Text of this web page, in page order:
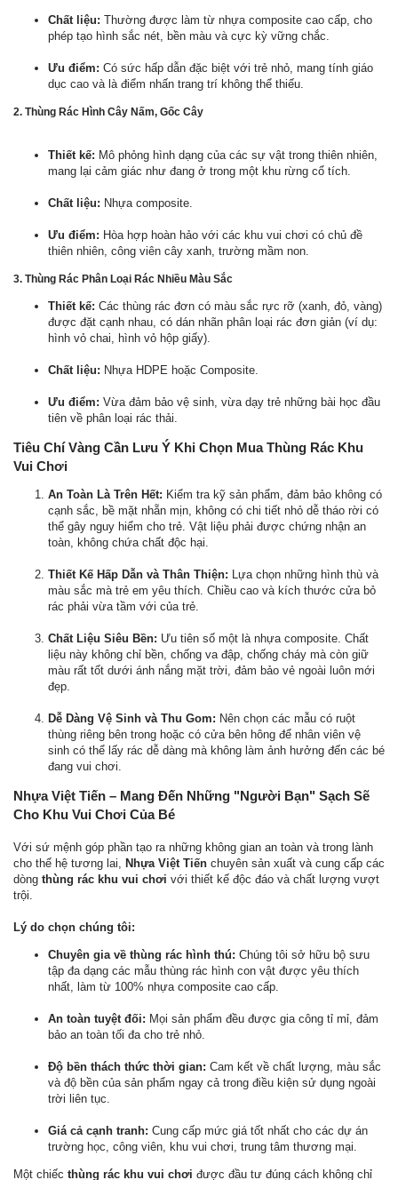
Chất liệu: Thường được làm từ nhựa composite cao cấp, cho
phép tạo hình sắc nét, bền màu và cực kỳ vững chắc.
Ưu điểm: Có sức hấp dẫn đặc biệt với trẻ nhỏ, mang tính giáo
dục cao và là điểm nhấn trang trí không thể thiếu.
2. Thùng Rác Hình Cây Nấm, Gốc Cây
Thiết kế: Mô phỏng hình dạng của các sự vật trong thiên nhiên,
mang lại cảm giác như đang ở trong một khu rừng cổ tích.
Chất liệu: Nhựa composite.
Ưu điểm: Hòa hợp hoàn hảo với các khu vui chơi có chủ đề
thiên nhiên, công viên cây xanh, trường mầm non.
3. Thùng Rác Phân Loại Rác Nhiều Màu Sắc
Thiết kế: Các thùng rác đơn có màu sắc rực rỡ (xanh, đỏ, vàng)
được đặt cạnh nhau, có dán nhãn phân loại rác đơn giản (ví dụ:
hình vỏ chai, hình vỏ hộp giấy).
Chất liệu: Nhựa HDPE hoặc Composite.
Ưu điểm: Vừa đảm bảo vệ sinh, vừa dạy trẻ những bài học đầu
tiên về phân loại rác thải.
Tiêu Chí Vàng Cần Lưu Ý Khi Chọn Mua Thùng Rác Khu
Vui Chơi
An Toàn Là Trên Hết: Kiểm tra kỹ sản phẩm, đảm bảo không có
cạnh sắc, bề mặt nhẵn mịn, không có chi tiết nhỏ dễ tháo rời có
thể gây nguy hiểm cho trẻ. Vật liệu phải được chứng nhận an
toàn, không chứa chất độc hại.
Thiết Kế Hấp Dẫn và Thân Thiện: Lựa chọn những hình thù và
màu sắc mà trẻ em yêu thích. Chiều cao và kích thước cửa bỏ
rác phải vừa tầm với của trẻ.
Chất Liệu Siêu Bền: Ưu tiên số một là nhựa composite. Chất
liệu này không chỉ bền, chống va đập, chống cháy mà còn giữ
màu rất tốt dưới ánh nắng mặt trời, đảm bảo vẻ ngoài luôn mới
đẹp.
Dễ Dàng Vệ Sinh và Thu Gom: Nên chọn các mẫu có ruột
thùng riêng bên trong hoặc có cửa bên hông để nhân viên vệ
sinh có thể lấy rác dễ dàng mà không làm ảnh hưởng đến các bé
đang vui chơi.
Nhựa Việt Tiến – Mang Đến Những "Người Bạn" Sạch Sẽ
Cho Khu Vui Chơi Của Bé
Với sứ mệnh góp phần tạo ra những không gian an toàn và trong lành
cho thế hệ tương lai, Nhựa Việt Tiến chuyên sản xuất và cung cấp các
dòng thùng rác khu vui chơi với thiết kế độc đáo và chất lượng vượt
trội.
Lý do chọn chúng tôi:
Chuyên gia về thùng rác hình thú: Chúng tôi sở hữu bộ sưu
tập đa dạng các mẫu thùng rác hình con vật được yêu thích
nhất, làm từ 100% nhựa composite cao cấp.
An toàn tuyệt đối: Mọi sản phẩm đều được gia công tỉ mỉ, đảm
bảo an toàn tối đa cho trẻ nhỏ.
Độ bền thách thức thời gian: Cam kết về chất lượng, màu sắc
và độ bền của sản phẩm ngay cả trong điều kiện sử dụng ngoài
trời liên tục.
Giá cả cạnh tranh: Cung cấp mức giá tốt nhất cho các dự án
trường học, công viên, khu vui chơi, trung tâm thương mại.
Một chiếc thùng rác khu vui chơi được đầu tư đúng cách không chỉ